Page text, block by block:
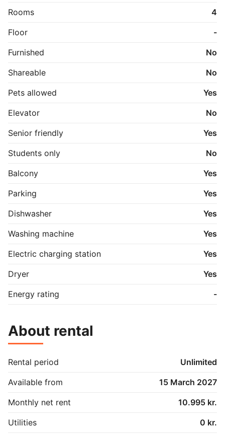
Rooms
4
Floor
-
Furnished
No
Shareable
No
Pets allowed
Yes
Elevator
No
Senior friendly
Yes
Students only
No
Balcony
Yes
Parking
Yes
Dishwasher
Yes
Washing machine
Yes
Electric charging station
Yes
Dryer
Yes
Energy rating
-
About rental
Rental period
Unlimited
Available from
15 March 2027
Monthly net rent
10.995 kr.
Utilities
0 kr.